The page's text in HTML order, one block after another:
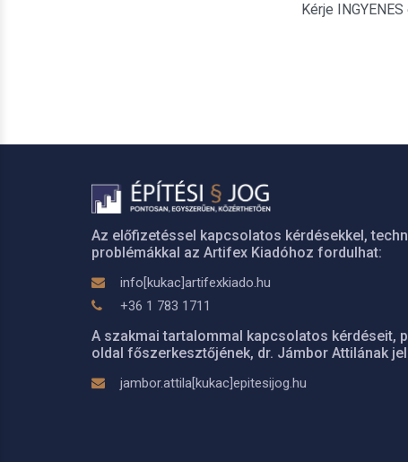
Kérje
Az előfizetéssel kapcsolatos kérdésekkel,
problémákkal az Artifex Kiadóhoz fordulhat:
info[kukac]artifexkiado.hu
+36 1 783 1711
A szakmai tartalommal kapcsolatos kérdéseit,
oldal főszerkesztőjének, dr. Jámbor Attilának
jambor.attila[kukac]epitesijog.hu